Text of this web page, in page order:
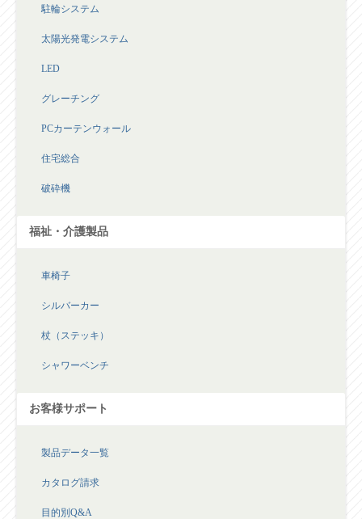
駐輪システム
太陽光発電システム
LED
グレーチング
PCカーテンウォール
住宅総合
破砕機
福祉・介護製品
車椅子
シルバーカー
杖（ステッキ）
シャワーベンチ
お客様サポート
製品データ一覧
カタログ請求
目的別Q&A